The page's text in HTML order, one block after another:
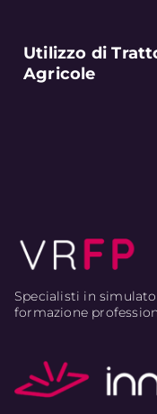
Utilizzo di
Agricole
Specialisti in
formazione